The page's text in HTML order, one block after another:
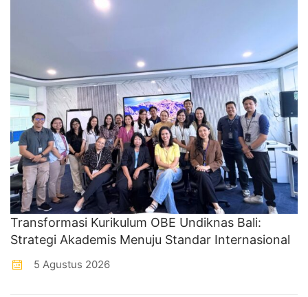
Transformasi Kurikulum OBE Undiknas Bali:
Strategi Akademis Menuju Standar Internasional
5 Agustus 2026